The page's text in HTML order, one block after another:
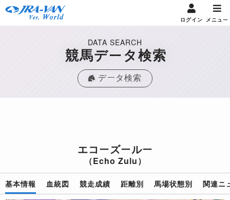
ログイン メニュー
DATA SEARCH
競馬データ検索
データ検索
エコーズールー
（Echo Zulu）
基本情報 血統図 競走成績 距離別 馬場状態別 関連ニ